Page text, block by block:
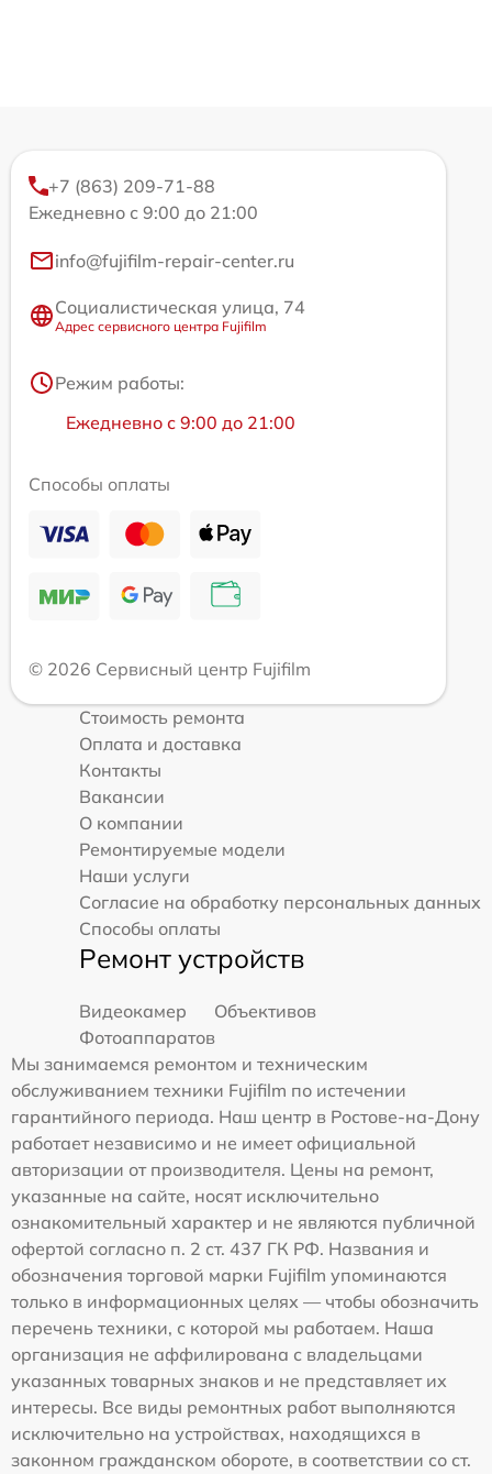
+7 (863) 209-71-88
Ежедневно с 9:00 до 21:00
info@fujifilm-repair-center.ru
Социалистическая улица, 74
Адрес сервисного центра Fujifilm
Режим работы:
Ежедневно с 9:00 до 21:00
Способы оплаты
© 2026 Сервисный центр Fujifilm
Стоимость ремонта
Оплата и доставка
Контакты
Вакансии
О компании
Ремонтируемые модели
Наши услуги
Согласие на обработку персональных данных
Способы оплаты
Ремонт устройств
Видеокамер
Объективов
Фотоаппаратов
Мы занимаемся ремонтом и техническим
обслуживанием техники Fujifilm по истечении
гарантийного периода. Наш центр в Ростове-на-Дону
работает независимо и не имеет официальной
авторизации от производителя. Цены на ремонт,
указанные на сайте, носят исключительно
ознакомительный характер и не являются публичной
офертой согласно п. 2 ст. 437 ГК РФ. Названия и
обозначения торговой марки Fujifilm упоминаются
только в информационных целях — чтобы обозначить
перечень техники, с которой мы работаем. Наша
организация не аффилирована с владельцами
указанных товарных знаков и не представляет их
интересы. Все виды ремонтных работ выполняются
исключительно на устройствах, находящихся в
законном гражданском обороте, в соответствии со ст.